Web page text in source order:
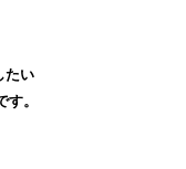
たい
。